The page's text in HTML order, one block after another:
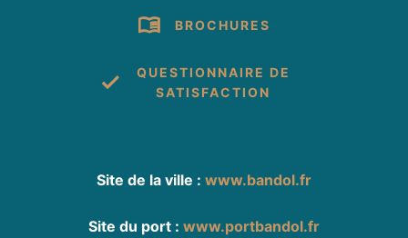
BROCHURES
QUESTIONNAIRE DE
SATISFACTION
Site de la ville : www.bandol.fr
Site du port : www.portbandol.fr